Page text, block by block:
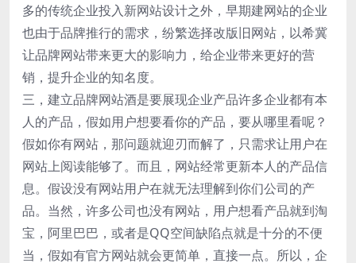
多的传统企业投入新网站设计之外，早期建网站的企业
也由于品牌推行的需求，纷繁选择改版旧网站，以希冀
让品牌网站带来更大的影响力，给企业带来更好的营
销，提升企业的知名度。
三，建立品牌网站酒是要展现企业产品许多企业都有本
人的产品，假如用户想要看你的产品，要从哪里看呢？
假如你有网站，那问题就迎刃而解了，只需求让用户在
网站上阅读能够了。而且，网站经常更新本人的产品信
息。假设没有网站用户在就无法理解到你们公司的产
品。当然，许多公司也没有网站，用户想看产品就到淘
宝，阿里巴巴，或者是QQ空间缺陷点就是十分的不便
当，假如有官方网站就会更简单，直接一点。所以，企